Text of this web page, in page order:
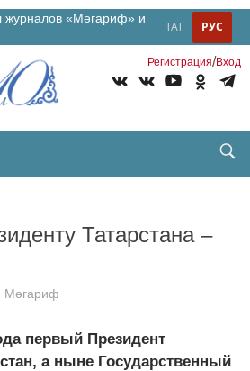
«Мәгариф» и
РУС
ТАТ
Регистрация/Вход
Татарстана –
Мәгариф
первый Президент
а ныне Государственный